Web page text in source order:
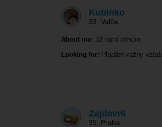
Kubinko
33 Valča
About me: 33 roční otecko
Looking for: Hľadám vážny vzťah
Zajdavr6
39 Praha